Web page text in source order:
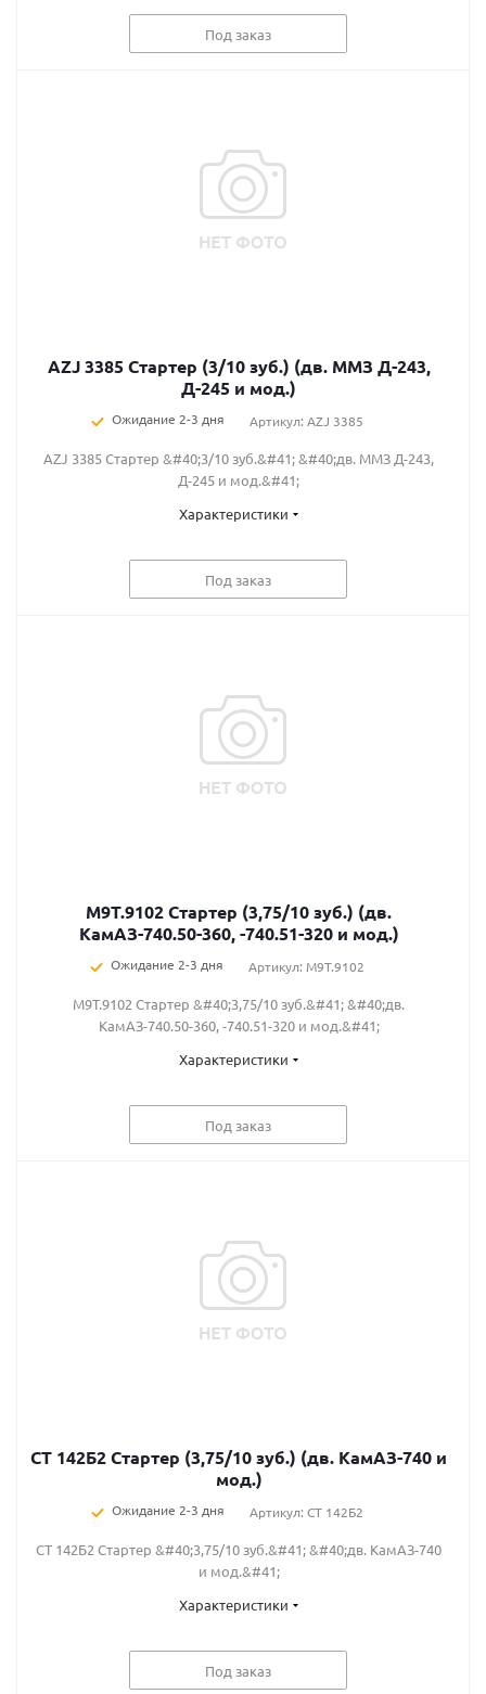
Под заказ
AZJ 3385 Стартер (3/10 зуб.) (дв. ММЗ Д-243,
Д-245 и мод.)
Ожидание 2-3 дня Артикул: AZJ 3385
AZJ 3385 Стартер &#40;3/10 зуб.&#41; &#40;дв. ММЗ Д-243,
Д-245 и мод.&#41;
Характеристики
Под заказ
М9Т.9102 Стартер (3,75/10 зуб.) (дв.
КамАЗ-740.50-360, -740.51-320 и мод.)
Ожидание 2-3 дня Артикул: М9Т.9102
М9Т.9102 Стартер &#40;3,75/10 зуб.&#41; &#40;дв.
КамАЗ-740.50-360, -740.51-320 и мод.&#41;
Характеристики
Под заказ
СТ 142Б2 Стартер (3,75/10 зуб.) (дв. КамАЗ-740 и
мод.)
Ожидание 2-3 дня Артикул: СТ 142Б2
СТ 142Б2 Стартер &#40;3,75/10 зуб.&#41; &#40;дв. КамАЗ-740
и мод.&#41;
Характеристики
Под заказ